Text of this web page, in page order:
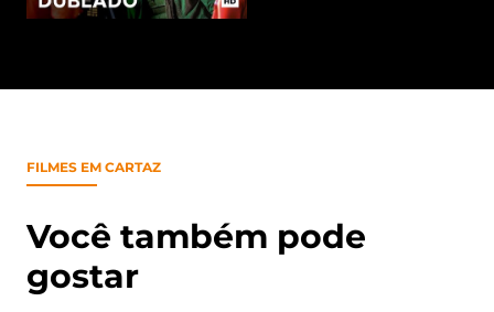
FILMES EM CARTAZ
Você também pode
gostar